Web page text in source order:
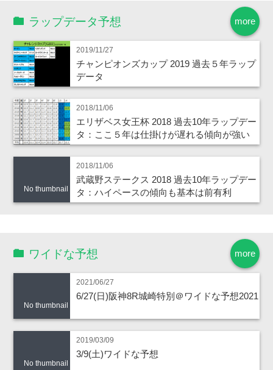
more
ラップデータ予想
2019/11/27
チャンピオンズカップ 2019 過去５年ラップ
データ
2018/11/06
エリザベス女王杯 2018 過去10年ラップデー
タ：ここ５年は仕掛けが遅れる傾向が強い
No thumbnail
2018/11/06
武蔵野ステークス 2018 過去10年ラップデー
タ：ハイペースの傾向も基本は前有利
more
ワイドな予想
No thumbnail
2021/06/27
6/27(日)阪神8R城崎特別＠ワイドな予想2021
No thumbnail
2019/03/09
3/9(土)ワイドな予想